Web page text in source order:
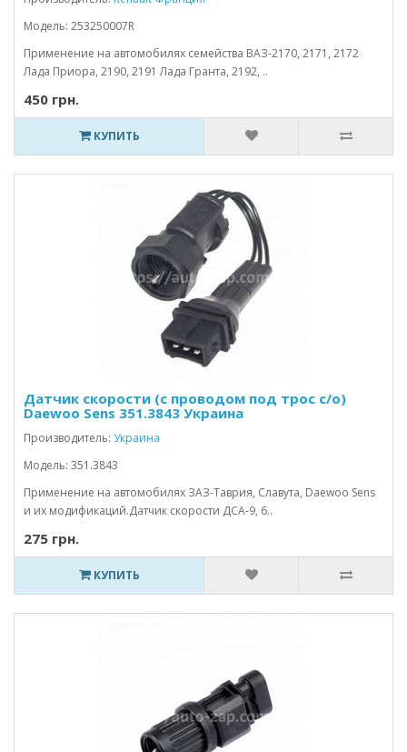
Модель: 253250007R
Применение на автомобилях семейства ВАЗ-2170, 2171, 2172
Лада Приора, 2190, 2191 Лада Гранта, 2192, ..
450 грн.
КУПИТЬ
Датчик скорости (с проводом под трос с/о)
Daewoo Sens 351.3843 Украина
Производитель: Украина
Модель: 351.3843
Применение на автомобилях ЗАЗ-Таврия, Славута, Daewoo Sens
и их модификаций.Датчик скорости ДСА-9, 6..
275 грн.
КУПИТЬ